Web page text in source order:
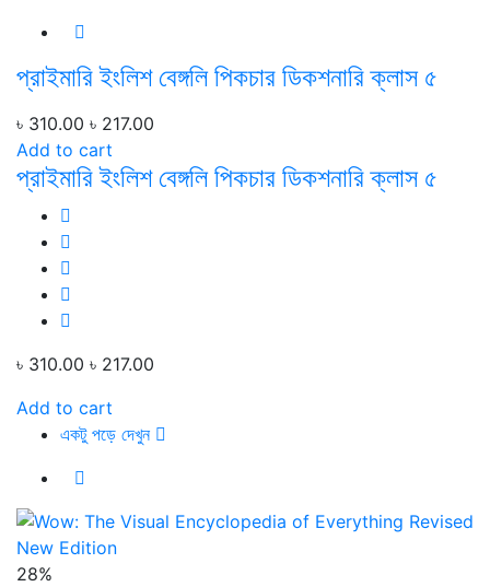
প্রাইমারি ইংলিশ বেঙ্গলি পিকচার ডিকশনারি ক্লাস ৫
৳ 310.00 ৳ 217.00
Add to cart
প্রাইমারি ইংলিশ বেঙ্গলি পিকচার ডিকশনারি ক্লাস ৫
৳ 310.00 ৳ 217.00
Add to cart
একটু পড়ে দেখুন
28%